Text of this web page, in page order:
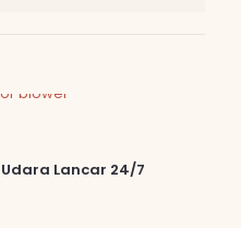
Lancar 24/7